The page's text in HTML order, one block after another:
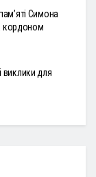
Симона
кордоном
виклики для